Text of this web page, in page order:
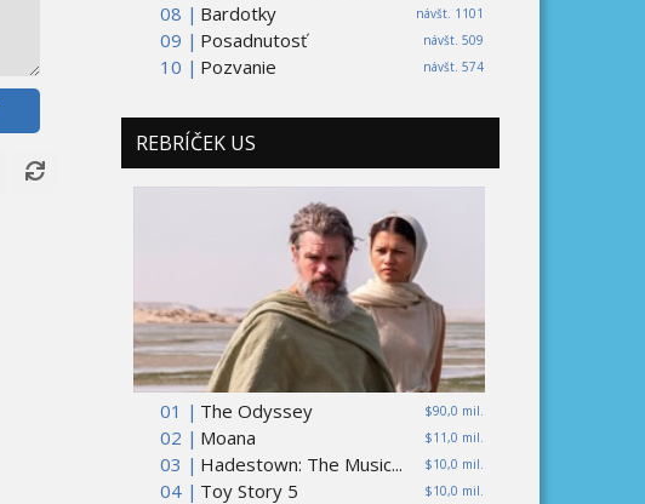
08 |
návšt. 1101
Bardotky
09 |
návšt. 509
Posadnutosť
10 |
návšt. 574
Pozvanie
REBRÍČEK US
01 | $90,0 mil.
The Odyssey
02 |
$11,0 mil.
Moana
03 |
$10,0 mil.
Hadestown: The Music...
04 |
$10,0 mil.
Toy Story 5